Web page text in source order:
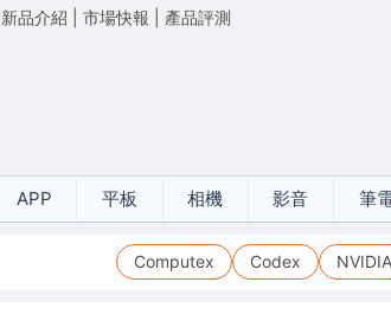
新品介紹 市場快報 產品評測
APP 平板 相機 影音 筆
Computex Codex NVIDIA